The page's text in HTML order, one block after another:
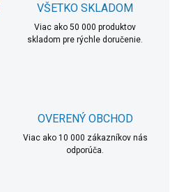
VŠETKO SKLADOM
Viac ako 50 000 produktov
skladom pre rýchle doručenie.
OVERENÝ OBCHOD
Viac ako 10 000 zákazníkov nás
odporúča.